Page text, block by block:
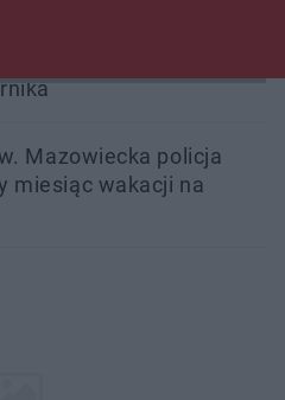
Mazowiecka policja
miesiąc wakacji na